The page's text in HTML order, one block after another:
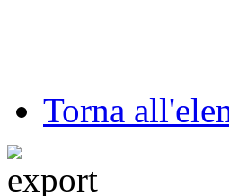
Torna